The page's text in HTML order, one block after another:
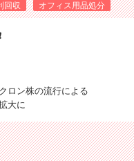
回収 オフィス用品処分
ロン株の流行による
大に